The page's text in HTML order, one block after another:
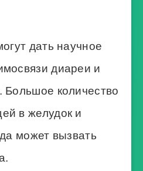
дать научное
диареи и
Большое количество
в желудок и
может вызвать